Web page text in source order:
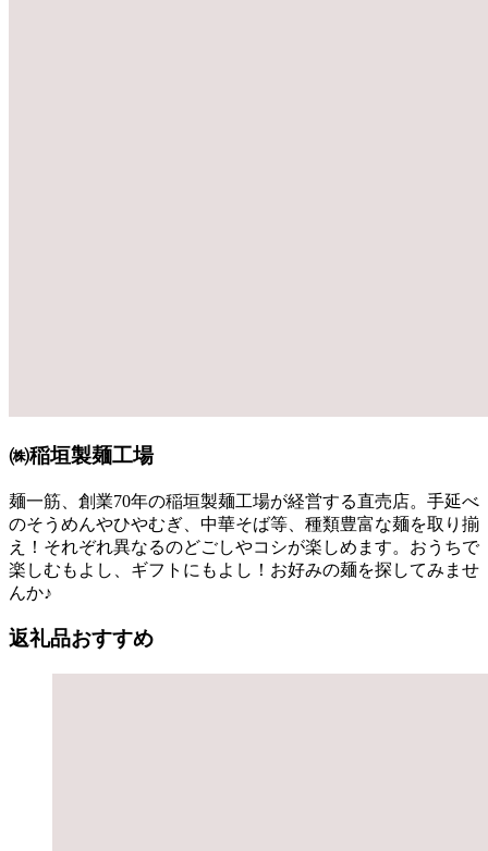
㈱稲垣製麺工場
麺一筋、創業70年の稲垣製麺工場が経営する直売店。手延べ
のそうめんやひやむぎ、中華そば等、種類豊富な麺を取り揃
え！それぞれ異なるのどごしやコシが楽しめます。おうちで
楽しむもよし、ギフトにもよし！お好みの麺を探してみませ
んか♪
返礼品おすすめ